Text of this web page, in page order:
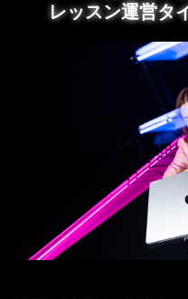
レッスン運営タ